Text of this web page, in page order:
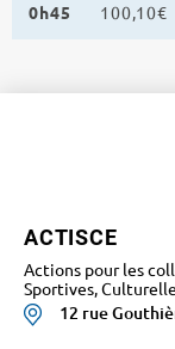
0h45 100,10€
ACTISCE
Actions pour les
Sportives,
12 rue